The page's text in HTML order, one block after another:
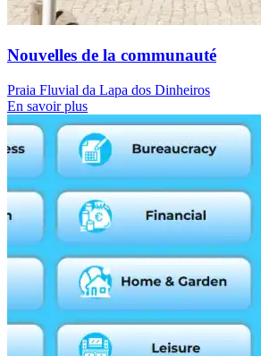
Nouvelles de la communauté
Praia Fluvial da Lapa dos Dinheiros
En savoir plus